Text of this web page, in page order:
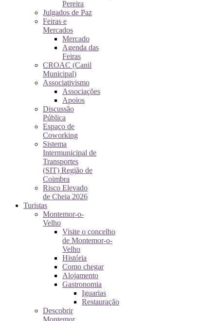
Pereira
Julgados de Paz
Feiras e
Mercados
Mercado
Agenda das
Feiras
CROAC (Canil
Municipal)
Associativismo
Associações
Apoios
Discussão
Pública
Espaço de
Coworking
Sistema
Intermunicipal de
Transportes
(SIT) Região de
Coimbra
Risco Elevado
de Cheia 2026
Turistas
Montemor-o-
Velho
Visite o concelho
de Montemor-o-
Velho
História
Como chegar
Alojamento
Gastronomia
Iguarias
Restauração
Descobrir
Montemor